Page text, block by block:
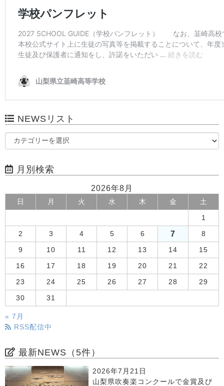
NEWSリスト
月別検索
2026年8月
日 月 火 水 木 金 土
1
2 3 4 5 6 7 8
9 10 11 12 13 14 15
16 17 18 19 20 21 22
23 24 25 26 27 28 29
30 31
« 7月
RSS配信中
最新NEWS（5件）
2026年7月21日
山梨県吹奏楽コンクールで金賞及び